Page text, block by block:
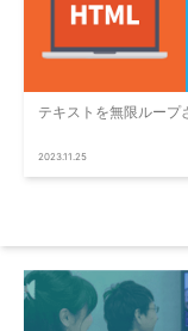
テキストを無限ループ
2023.11.25